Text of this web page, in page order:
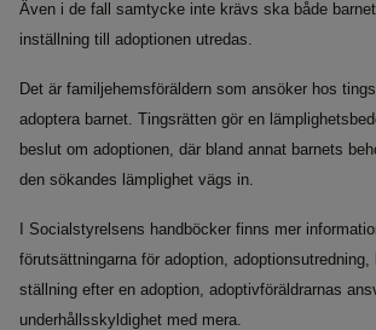
Även i de fall samtycke inte krävs ska både
inställning till adoptionen utredas.
Det är familjehemsföräldern som ansöker hos
adoptera barnet. Tingsrätten gör en
beslut om adoptionen, där bland annat barnets
den sökandes lämplighet vägs in.
I Socialstyrelsens handböcker finns mer
förutsättningarna för adoption,
ställning efter en adoption, adoptivföräldrarnas
underhållsskyldighet med mera.